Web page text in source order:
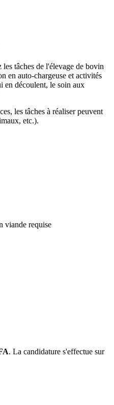
tâches de l'élevage de bovin
en auto-chargeuse et activités
en découlent, le soin aux
les tâches à réaliser peuvent
etc.).
viande requise
. La candidature s'effectue sur